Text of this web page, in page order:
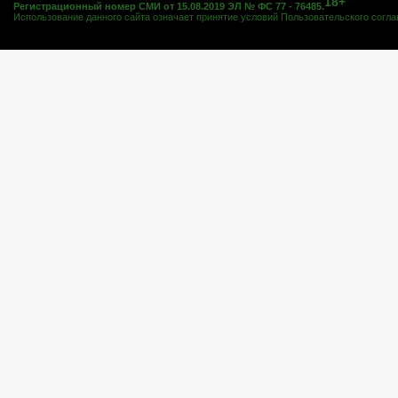
Регистрационный номер СМИ от 15.08.2019 ЭЛ № ФС 77 - 76485.
Использование данного сайта означает принятие условий Пользовательского